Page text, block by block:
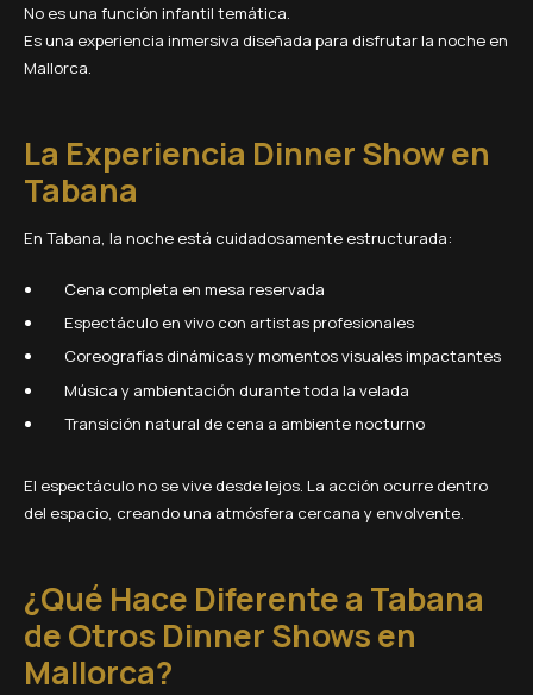
No es una función infantil temática.
Es una experiencia inmersiva diseñada para disfrutar la noche en
Mallorca.
La Experiencia Dinner Show en
Tabana
En Tabana, la noche está cuidadosamente estructurada:
Cena completa en mesa reservada
Espectáculo en vivo con artistas profesionales
Coreografías dinámicas y momentos visuales impactantes
Música y ambientación durante toda la velada
Transición natural de cena a ambiente nocturno
El espectáculo no se vive desde lejos. La acción ocurre dentro
del espacio, creando una atmósfera cercana y envolvente.
¿Qué Hace Diferente a Tabana
de Otros Dinner Shows en
Mallorca?